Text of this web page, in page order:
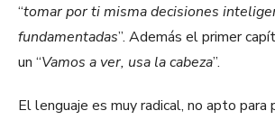
“tomar por ti misma decisiones
fundamentadas”. Además el primer
un “Vamos a ver, usa la cabeza”.
El lenguaje es muy radical, no apto para